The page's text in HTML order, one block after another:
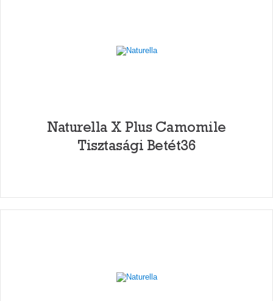
Naturella X Plus Camomile
Tisztasági Betét36